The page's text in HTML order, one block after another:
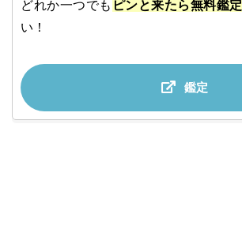
どれか一つでも ピンと来たら無料鑑定
い！
鑑定